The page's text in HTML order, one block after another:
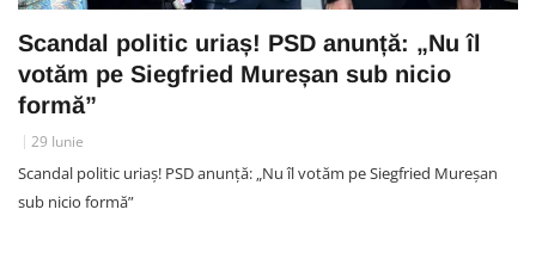
Scandal politic uriaș! PSD anunță: „Nu îl
votăm pe Siegfried Mureșan sub nicio
formă”
29 Iunie
Scandal politic uriaș! PSD anunță: „Nu îl votăm pe Siegfried Mureșan
sub nicio formă”